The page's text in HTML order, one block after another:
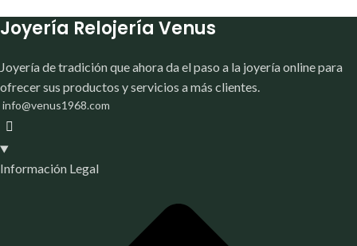
Joyería Relojería Venus
Joyería de tradición que ahora da el paso a la joyería online para
ofrecer sus productos y servicios a más clientes.
info@venus1968.com
Información Legal